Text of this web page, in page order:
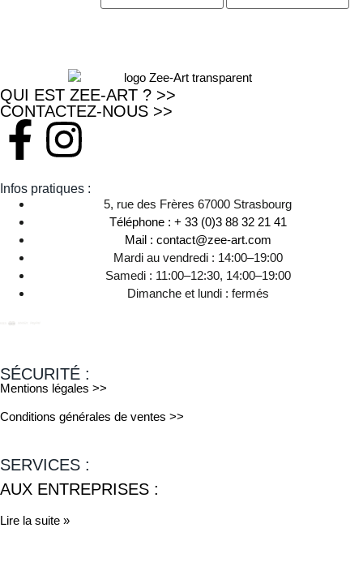
QUI EST ZEE-ART ? >>
CONTACTEZ-NOUS >>
Infos pratiques :
5, rue des Frères 67000 Strasbourg
Téléphone : + 33 (0)3 88 32 21 41
Mail : contact@zee-art.com
Mardi au vendredi : 14:00–19:00
Samedi : 11:00–12:30, 14:00–19:00
Dimanche et lundi : fermés
SÉCURITÉ :
Mentions légales >>
Conditions générales de ventes >>
SERVICES :
AUX ENTREPRISES :
Lire la suite »